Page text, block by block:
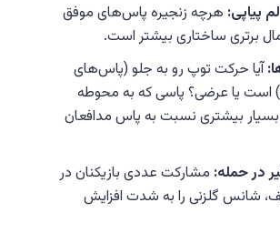
پیاپی: هرچه زنجیره پاس‌های موفق
برتری ساختاری بیشتر است.
آیا حرکت توپ رو به جلو (پاس‌های
است یا عرضی؟ پاسی که به محوطه
بیشتری نسبت به پاس مدافعان
در حمله: مشارکت عددی بازیکنان در
شانس گلزنی را به شدت افزایش